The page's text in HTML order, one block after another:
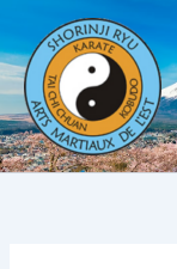
contenu